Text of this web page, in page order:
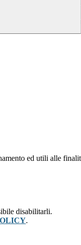
ed utili alle
disabilitarli.
.